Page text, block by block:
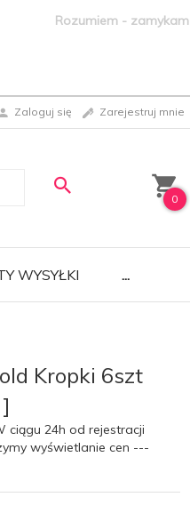
Rozumiem - zamykam
Zaloguj się Zarejestruj mnie
0
WYSYŁKI ...
Kropki 6szt
ciągu 24h od rejestracji
wyświetlanie cen ---